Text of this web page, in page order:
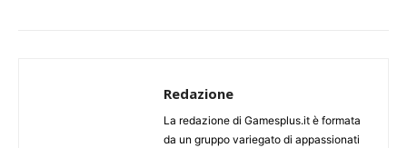
Redazione
La redazione di Gamesplus.it è formata
da un gruppo variegato di appassionati